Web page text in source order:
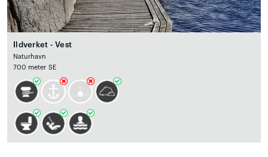
Ildverket - Vest
Naturhavn
700 meter SE